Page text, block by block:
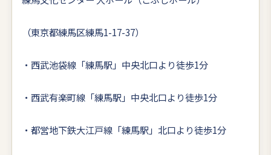
（東京都練馬区練馬1-17-37）
・西武池袋線「練馬駅」中央北口より徒歩1分
・西武有楽町線「練馬駅」中央北口より徒歩1分
・都営地下鉄大江戸線「練馬駅」北口より徒歩1分